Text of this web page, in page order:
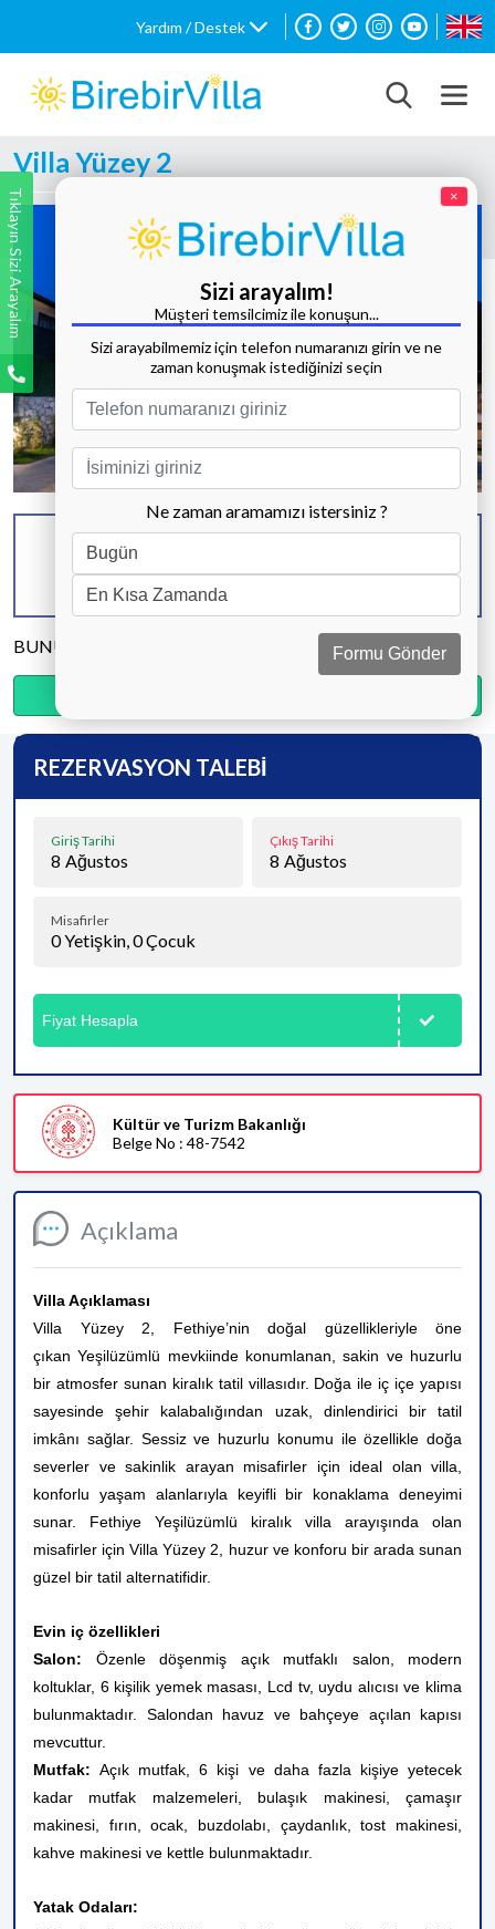
Yardım / Destek
Villa Yüzey 2
Tüm Fotoğrafları Göster
KAPASİTE
6 KİŞİ
BANYO & WC
3 ADET
YATAK ODASI
BUNU PAYLAŞ
Açıklama
Villa Açıklaması
Villa Yüzey 2, Fethiye’nin doğal güzellikleriyle öne
çıkan Yeşilüzümlü mevkiinde konumlanan, sakin ve huzurlu
bir atmosfer sunan kiralık tatil villasıdır. Doğa ile iç içe yapısı
sayesinde şehir kalabalığından uzak, dinlendirici bir tatil
imkânı sağlar. Sessiz ve huzurlu konumu ile özellikle doğa
severler ve sakinlik arayan misafirler için ideal olan villa,
konforlu yaşam alanlarıyla keyifli bir konaklama deneyimi
sunar. Fethiye Yeşilüzümlü kiralık villa arayışında olan
misafirler için Villa Yüzey 2, huzur ve konforu bir arada sunan
güzel bir tatil alternatifidir.
Evin iç özellikleri
Salon: Özenle döşenmiş açık mutfaklı salon, modern
koltuklar, 6 kişilik yemek masası, Lcd tv, uydu alıcısı ve klima
bulunmaktadır. Salondan havuz ve bahçeye açılan kapısı
mevcuttur.
Mutfak:Açık mutfak, 6 kişi ve daha fazla kişiye yetecek
kadar mutfak malzemeleri, bulaşık makinesi, çamaşır
makinesi, fırın, ocak, buzdolabı, çaydanlık, tost makinesi,
kahve makinesi ve kettle bulunmaktadır.
Yatak Odaları:
REZERVASYON TALEBİ
Giriş Tarihi
8 Ağustos
Çıkış Tarihi
8 Ağustos
Misafirler
0Yetişkin,0Çocuk
Fiyat Hesapla
Kültür ve Turizm Bakanlığı
Belge No : 48-7542
Tıklayın Sizi Arayalım ×
Sizi arayalım!
Müşteri temsilcimiz ile konuşun...
Sizi arayabilmemiz için telefon numaranızı girin ve ne
zaman konuşmak istediğinizi seçin
Ne zaman aramamızı istersiniz ?
Formu Gönder